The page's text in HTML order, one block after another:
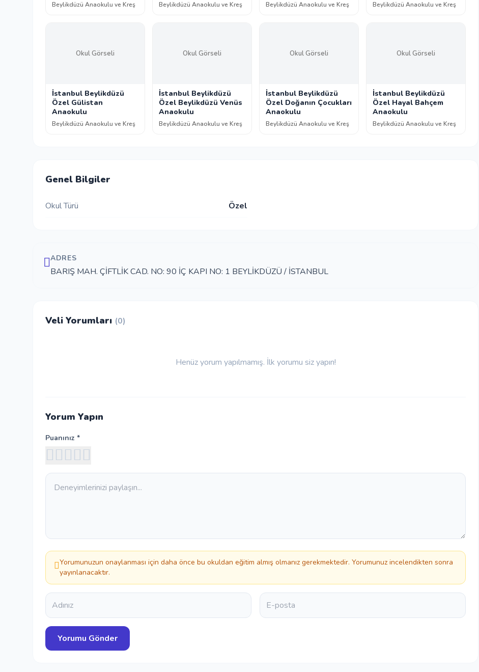
Beylikdüzü Anaokulu ve Kreş Beylikdüzü Anaokulu ve Kreş Beylikdüzü Anaokulu ve Kreş Beylikdüzü Anaokulu ve Kreş
Okul Görseli
İstanbul Beylikdüzü
Özel Gülistan
Anaokulu
Beylikdüzü Anaokulu ve Kreş
Okul Görseli
İstanbul Beylikdüzü
Özel Beylikdüzü Venüs
Anaokulu
Beylikdüzü Anaokulu ve Kreş
Okul Görseli
İstanbul Beylikdüzü
Özel Doğanın Çocukları
Anaokulu
Beylikdüzü Anaokulu ve Kreş
Okul Görseli
İstanbul Beylikdüzü
Özel Hayal Bahçem
Anaokulu
Beylikdüzü Anaokulu ve Kreş
Genel Bilgiler
Okul Türü Özel
ADRES
BARIŞ MAH. ÇİFTLİK CAD. NO: 90 İÇ KAPI NO: 1 BEYLİKDÜZÜ / İSTANBUL
Veli Yorumları (0)
Henüz yorum yapılmamış. İlk yorumu siz yapın!
Yorum Yapın
Puanınız *
Yorumunuzun onaylanması için daha önce bu okuldan eğitim almış olmanız gerekmektedir. Yorumunuz incelendikten sonra
yayınlanacaktır.